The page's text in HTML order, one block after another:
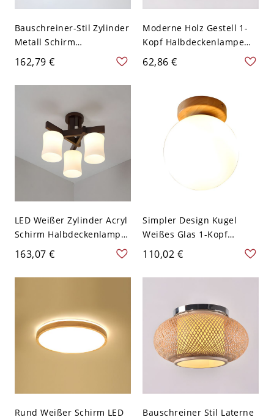
Bauschreiner-Stil Zylinder
Metall Schirm
Halbdeckenlampe Holz
Radial Stange
Deckenleuchte - Grau
162,79 €
Moderne Holz Gestell 1-
Kopf Halbdeckenlampe
Einfachheit Zwei Form
Weißes Glas
110V-120V Rund
62,86 €
LED Weißer Zylinder Acryl
Schirm Halbdeckenlampe
Bauschreiner Stil Brauner
Holz Arm Deckenleuchte -
Dunkel Holzmaserung
163,07 €
Simpler Design Kugel
Weißes Glas 1-Kopf
Halbdeckenlampe
Bauschreiner Stil
Holzfarbe Baldachin
110V-120V 15,24 cm
110,02 €
Rund Weißer Schirm LED
Bauschreiner Stil Laterne